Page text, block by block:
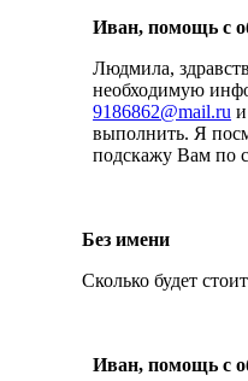
Иван, помощь с
Людмила,
необходимую
9186862@mail.ru
выполнить. Я
подскажу Вам по
Без имени
Сколько будет
Иван, помощь с